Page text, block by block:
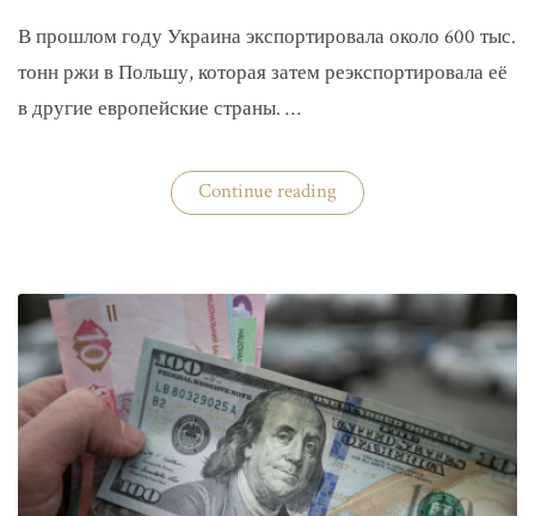
В прошлом году Украина экспортировала около 600 тыс.
тонн ржи в Польшу, которая затем реэкспортировала её
в другие европейские страны. …
Continue reading«Украина
практически
зерновые
культуры»